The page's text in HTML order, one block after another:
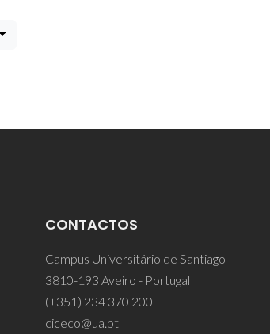
CONTACTOS
Campus Universitário de Santiago
3810-193 Aveiro - Portugal
(+351) 234 370 200
ciceco@ua.pt